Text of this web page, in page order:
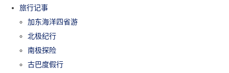
旅行记事
加东海洋四省游
北极纪行
南极探险
古巴度假行